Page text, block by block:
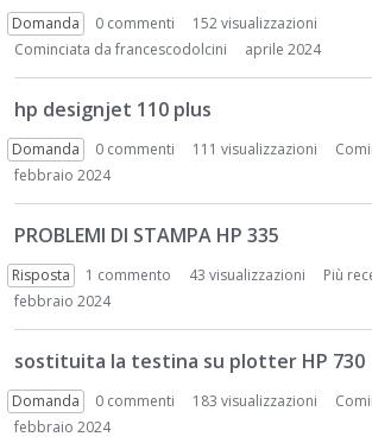
Domanda 0 commenti
152 visualizzazioni
Cominciata da francescodolcini aprile 2024
hp designjet 110 plus
Domanda 0 commenti 111 visualizzazioni
febbraio 2024
PROBLEMI DI STAMPA HP 335
Risposta 1 commento 43 visualizzazioni Più
febbraio 2024
sostituita la testina su plotter HP 730
Domanda 0 commenti 183 visualizzazioni
febbraio 2024